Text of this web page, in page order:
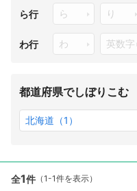
ら行 ら り
わ行 わ 英数字
都道府県でしぼりこむ
北海道（1）
全1件 （1-1件を表示）